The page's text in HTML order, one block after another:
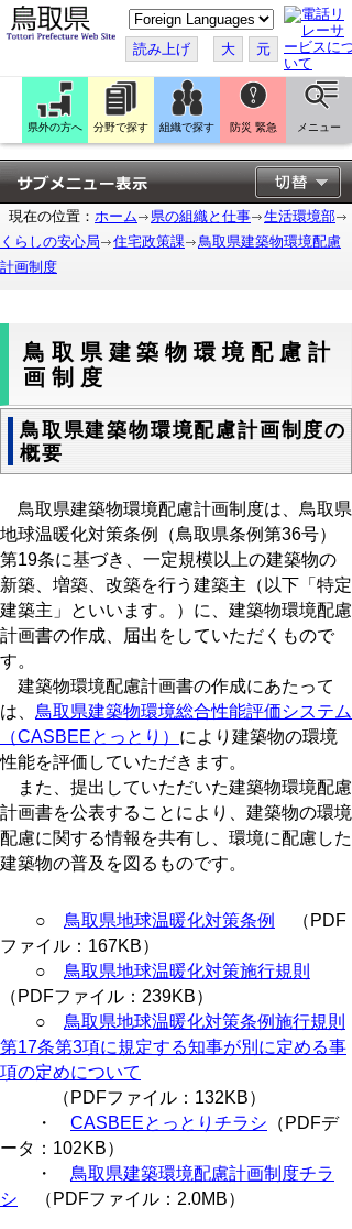
こ
の
ペ
ー
ジ
翻
訳
す
る
読み上げ 大 元
県外の方へ 分野で探す 組織で探す 防災 緊急 メニュー
現在の位置： ホーム 県の組織と仕事
生活環境部
くらしの安心局
住宅政策課
鳥取県建築物環境配慮
計画制度
鳥取県建築物環境配慮計
画制度
鳥取県建築物環境配慮計画制度の
概要
鳥取県建築物環境配慮計画制度は、鳥取県
地球温暖化対策条例（鳥取県条例第36号）
第19条に基づき、一定規模以上の建築物の
新築、増築、改築を行う建築主（以下「特定
建築主」といいます。）に、建築物環境配慮
計画書の作成、届出をしていただくもので
す。
建築物環境配慮計画書の作成にあたって
は、 鳥取県建築物環境総合性能評価システム
（CASBEEとっとり） により建築物の環境
性能を評価していただきます。
また、提出していただいた建築物環境配慮
計画書を公表することにより、建築物の環境
配慮に関する情報を共有し、環境に配慮した
建築物の普及を図るものです。
○ 鳥取県地球温暖化対策条例
（PDF
ファイル：167KB）
○ 鳥取県地球温暖化対策施行規則
（PDFファイル：239KB）
○ 鳥取県地球温暖化対策条例施行規則
第17条第3項に規定する知事が別に定める事
項の定めについて
（PDFファイル：132KB）
・ CASBEEとっとりチラシ （PDFデ
ータ：102KB）
・ 鳥取県建築環境配慮計画制度チラ
シ （PDFファイル：2.0MB）